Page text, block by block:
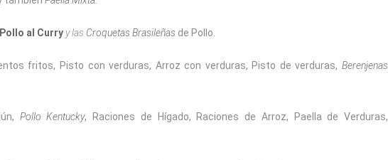
Pollo al Curry y las Croquetas Brasileñas de Pollo.
fritos, Pisto con verduras, Arroz con verduras, Pisto de verduras, Berenjenas
Pollo Kentucky, Raciones de Hígado, Raciones de Arroz, Paella de Verduras,